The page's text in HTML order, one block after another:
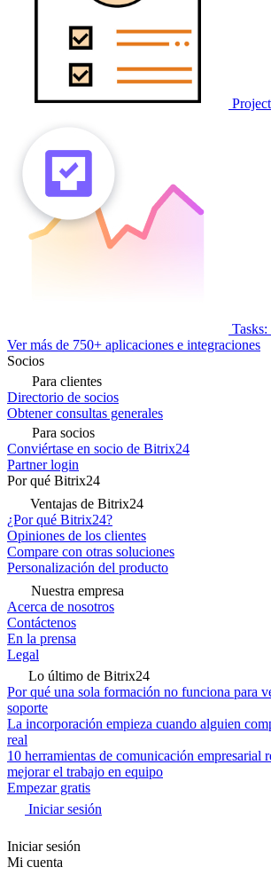
Ver más de 750+ aplicaciones e integraciones
Socios
Para clientes
Directorio de socios
Obtener consultas generales
Para socios
Conviértase en socio de Bitrix24
Partner login
Por qué Bitrix24
Ventajas de Bitrix24
¿Por qué Bitrix24?
Opiniones de los clientes
Compare con otras soluciones
Personalización del producto
Nuestra empresa
Acerca de nosotros
Contáctenos
En la prensa
Legal
Lo último de Bitrix24
Por qué una sola formación no funciona para
soporte
La incorporación empieza cuando alguien
real
10 herramientas de comunicación empresarial
mejorar el trabajo en equipo
Empezar gratis
Iniciar sesión
Iniciar sesión
Mi cuenta